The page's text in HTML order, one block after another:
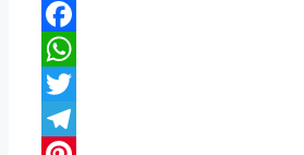
Facebook
WhatsApp
Twitter